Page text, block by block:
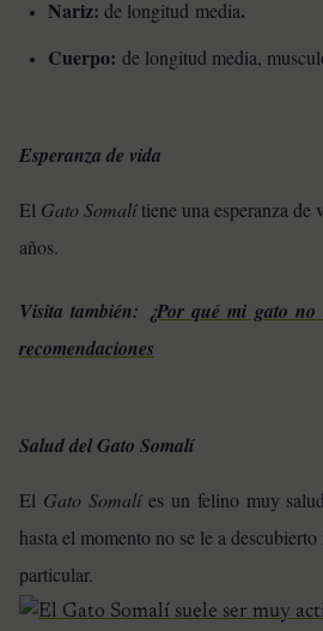
Nariz: de longitud media.
Cuerpo: de longitud media,
Esperanza de vida
El Gato Somalítiene una esperanza de
años.
Visita también: ¿Por qué mi gato no
recomendaciones
Salud del Gato Somalí
El Gato Somalíes un felino muy
hasta el momento no se le a
particular.